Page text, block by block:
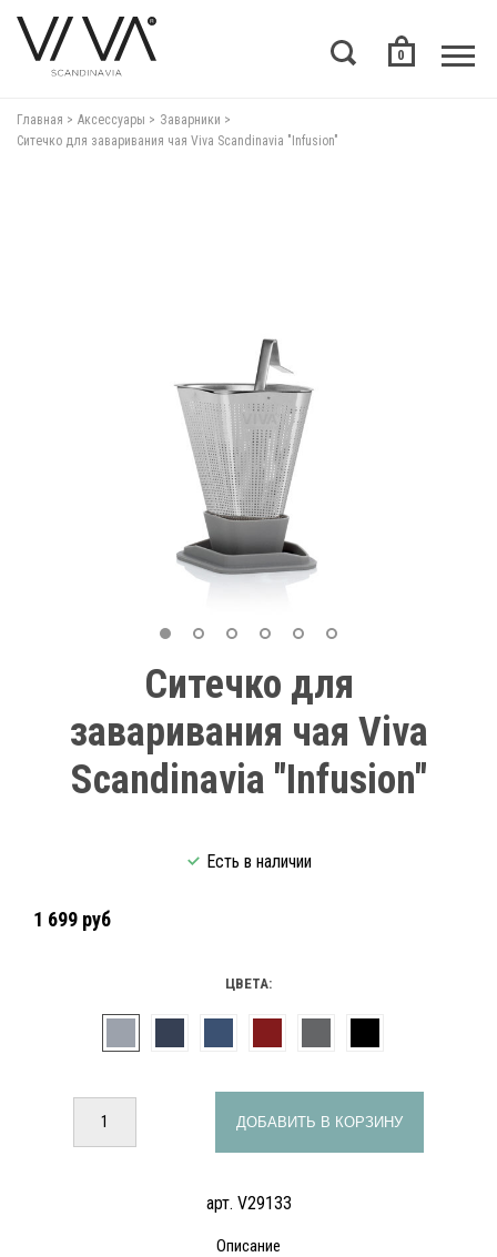
0
Главная Аксессуары
Заварники
Ситечко для заваривания чая Viva Scandinavia "Infusion"
Ситечко для
заваривания чая Viva
Scandinavia "Infusion"
Есть в наличии
1 699 руб
ЦВЕТА:
ДОБАВИТЬ В КОРЗИНУ
арт. V29133
Описание